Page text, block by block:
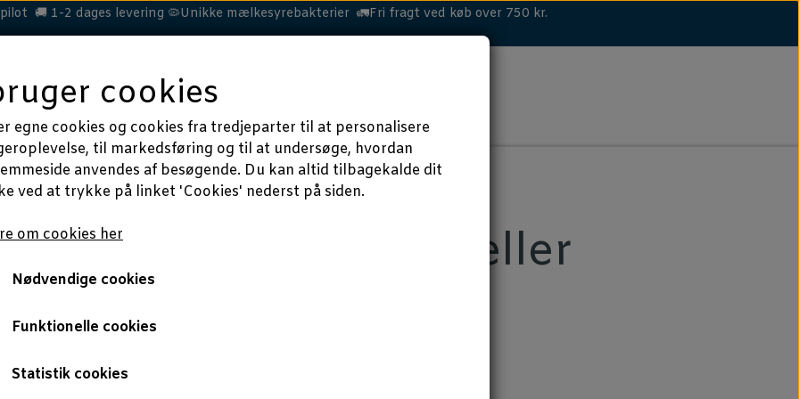
🚚 1-2 dages levering 🦠Unikke mælkesyrebakterier 🚛Fri fragt ved køb over 750 kr.
HEST HUND KAT MERE
Hvad skal jeg købe til min hest, hø eller wrap?
købe til min hest, hø eller
cookies
egne cookies og cookies fra tredjeparter til at personalisere
til markedsføring og til at undersøge, hvordan
anvendes af besøgende. Du kan altid tilbagekalde dit
ved at trykke på linket 'Cookies' nederst på siden.
om cookies her
Nødvendige cookies
Funktionelle cookies
Statistik cookies